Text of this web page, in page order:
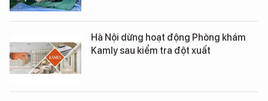
Hà Nội dừng hoạt động Phòng khám
Kamly sau kiểm tra đột xuất